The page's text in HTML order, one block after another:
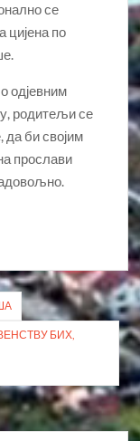
се
цијена по
одјевним
родитељи се
да би својим
прослави
БИХ,